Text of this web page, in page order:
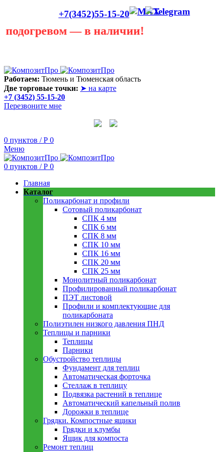
+7(3452)55-15-20
— в наличии!
Работаем: Тюмень и Тюменская область
Две торговые точки: ➤ на карте
+7 (3452) 55-15-20
Перезвоните мне
0 пунктов / Р 0
Меню
0 пунктов / Р 0
Главная
Каталог
Поликарбонат и профили
Сотовый поликарбонат
СПК 4 мм
СПК 6 мм
СПК 8 мм
СПК 10 мм
СПК 16 мм
СПК 20 мм
СПК 25 мм
Монолитный поликарбонат
Профилированный поликарбонат
ПЭТ листовой
Профили и комплектующие для
поликарбоната
Полиэтилен низкого давления ПНД
Теплицы и парники
Теплицы
Парники
Обустройство теплицы
Фундамент для теплиц
Автоматическая форточка
Стеллаж в теплицу
Подвязка растений в теплице
Автоматический капельный полив
Дорожки в теплице
Грядки. Компостные ящики
Грядки и клумбы
Ящик для компоста
Ремонт теплиц